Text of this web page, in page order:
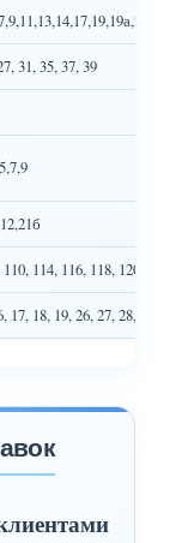
31, 35, 37, 39
114, 116, 118, 120, 122,
17, 18, 19, 26, 27, 28, 30, 30а,